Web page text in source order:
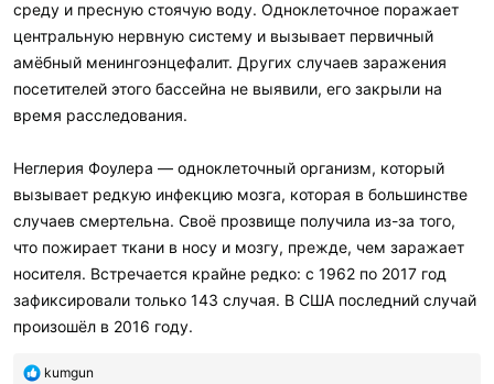
среду и пресную стоячую воду. Одноклеточное поражает
центральную нервную систему и вызывает пepвичный
aмёбный мeнингoэнцeфaлит. Других случаев заражения
посетителей этого бассейна не выявили, его закрыли на
время расследования.
Неглерия Фоулера — одноклеточный организм, который
вызывает редкую инфекцию мозга, которая в большинстве
случаев смертельна. Своё прозвище получила из-за того,
что пожирает ткани в носу и мозгу, прежде, чем заражает
носителя. Встречается крайне редко: с 1962 по 2017 год
зафиксировали только 143 случая. В США последний случай
произошёл в 2016 году.
П
kumgun